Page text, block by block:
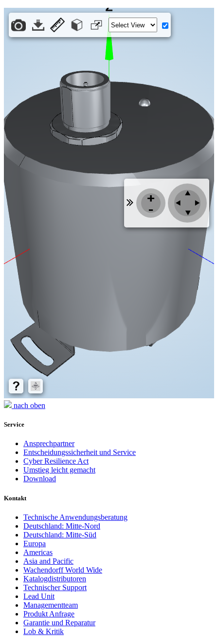
nach oben
Service
Ansprechpartner
Entscheidungssicherheit und Service
Cyber Resilience Act
Umstieg leicht gemacht
Download
Kontakt
Technische Anwendungsberatung
Deutschland: Mitte-Nord
Deutschland: Mitte-Süd
Europa
Americas
Asia and Pacific
Wachendorff World Wide
Katalogdistributoren
Technischer Support
Lead Unit
Managementteam
Produkt Anfrage
Garantie und Reparatur
Lob & Kritik